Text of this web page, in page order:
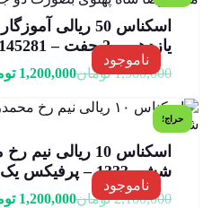
ناموجود
اسکناس 50 ریالی
یازدهم – 2 جفت – 200/145281
1,900,000 تومان1,200,000
حراج!
ناموجود
اسکناس 10
ششم 1333 – پرفیکس یک – 1/326145
2,100,000 تومان1,200,000